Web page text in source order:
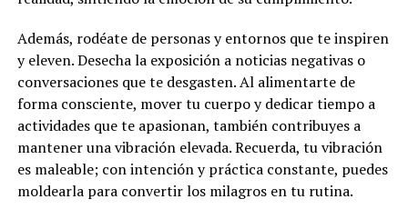
Además, rodéate de personas y entornos que te inspiren
y eleven. Desecha la exposición a noticias negativas o
conversaciones que te desgasten. Al alimentarte de
forma consciente, mover tu cuerpo y dedicar tiempo a
actividades que te apasionan, también contribuyes a
mantener una vibración elevada. Recuerda, tu vibración
es maleable; con intención y práctica constante, puedes
moldearla para convertir los milagros en tu rutina.